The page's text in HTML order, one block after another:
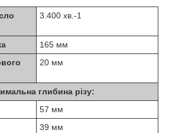
3.400 хв.-1
165 мм
20 мм
глибина різу:
57 мм
39 мм